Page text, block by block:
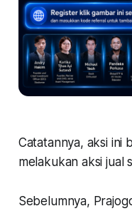
Catatannya, aksi ini
melakukan aksi jual
Sebelumnya,